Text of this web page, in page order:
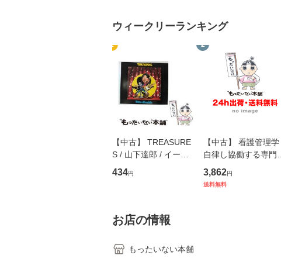
ウィークリーランキング
1
【中古】 TREASURE
S / 山下達郎 / イース
トウエスト・ジャパン
[CD]【メール便送料無
434円
2
【中古】 看護管理学
自律し協働する専門職
の看護マネジメントス
キル 改訂第3版 (看護
3,862円
送料無料
お店の情報
もったいない本舗